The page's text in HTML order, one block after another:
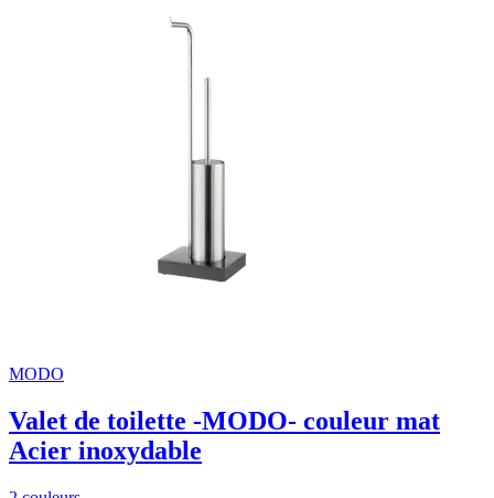
MODO
Valet de toilette -MODO- couleur mat
Acier inoxydable